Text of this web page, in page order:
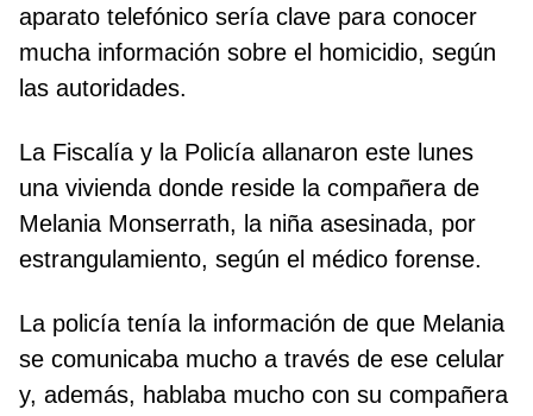
aparato telefónico sería clave para conocer
mucha información sobre el homicidio, según
las autoridades.
La Fiscalía y la Policía allanaron este lunes
una vivienda donde reside la compañera de
Melania Monserrath, la niña asesinada, por
estrangulamiento, según el médico forense.
La policía tenía la información de que Melania
se comunicaba mucho a través de ese celular
y, además, hablaba mucho con su compañera